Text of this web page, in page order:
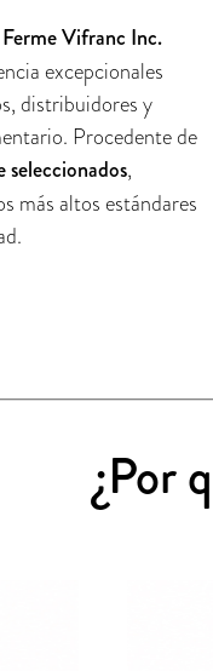
Ferme Vifranc Inc.
excepcionales
distribuidores y
Procedente de
,
más altos estándares
¿Por